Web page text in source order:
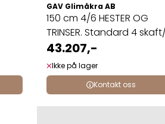
GAV Glimåkra AB
150 cm 4/6 HESTER OG
TRINSER. Standard 4 skaft/6
...
43.207,-
Ikke på lager
Kontakt oss